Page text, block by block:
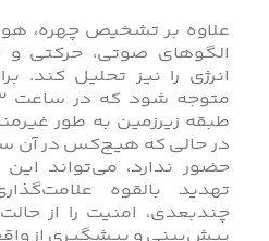
علاوه بر تشخیص چهره،
الگوهای صوتی، حرکتی
انرژی را نیز تحلیل کند.
طبقه زیرزمین به‌ طور
در حالی که هیچ‌کس در آن
حضور ندارد، می‌تواند این
تهدید بالقوه
چندبعدی، امنیت را از
پیش‌بینی و پیشگیری از